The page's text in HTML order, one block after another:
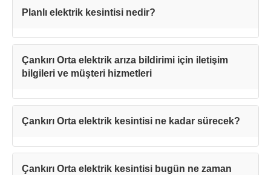
Planlı elektrik kesintisi nedir?
Çankırı Orta elektrik arıza bildirimi için iletişim
bilgileri ve müşteri hizmetleri
Çankırı Orta elektrik kesintisi ne kadar sürecek?
Çankırı Orta elektrik kesintisi bugün ne zaman